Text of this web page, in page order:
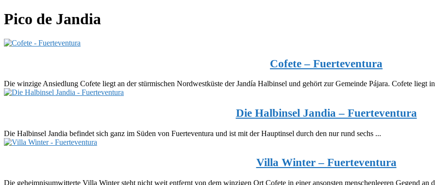
Pico de Jandia
Cofete – Fuerteventura
Die winzige Ansiedlung Cofete liegt an der stürmischen Nordwestküste der Jandía Halbinsel und gehört zur Gemeinde Pájara. Cofete liegt
Die Halbinsel Jandia – Fuerteventura
Die Halbinsel Jandia befindet sich ganz im Süden von Fuerteventura und ist mit der Hauptinsel durch den nur rund sechs ...
Villa Winter – Fuerteventura
Die geheimnisumwitterte Villa Winter steht nicht weit entfernt von dem winzigen Ort Cofete in einer ansonsten menschenleeren Gegend an